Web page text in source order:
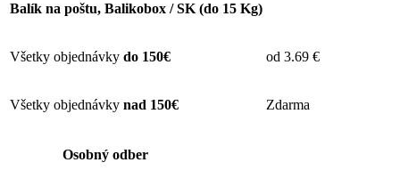
Balík na poštu, Balikobox / SK (do 15 Kg)​
Všetky objednávky do 150€ od 3.69 €
Všetky objednávky nad 150€ Zdarma
Osobný odber